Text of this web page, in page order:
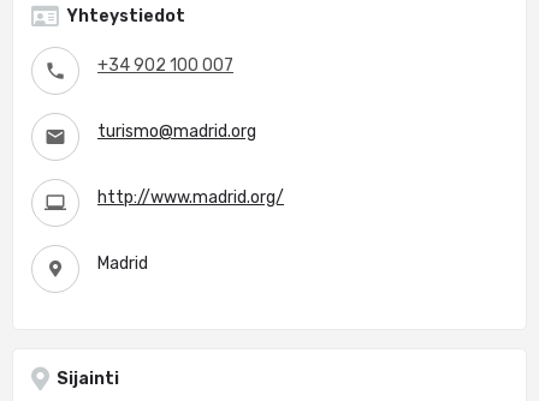
Yhteystiedot
+34 902 100 007
turismo@madrid.org
http://www.madrid.org/
Madrid
Sijainti